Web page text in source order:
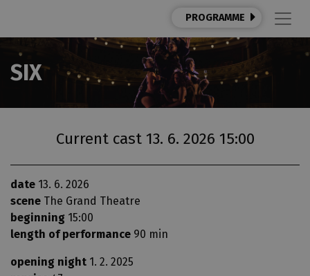
PROGRAMME
SIX
Current cast 13. 6. 2026 15:00
date 13. 6. 2026
scene The Grand Theatre
beginning 15:00
length of performance 90 min
opening night 1. 2. 2025